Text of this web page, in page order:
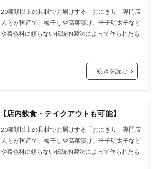
種類以上の具材でお届けする「おにぎり」専⾨店
どが国産で、梅⼲しや⾼菜漬け、⾟⼦明太⼦など
着⾊料に頼らない伝統的製法によって作られたも
続きを読む
店内飲食・テイクアウトも可能】
種類以上の具材でお届けする「おにぎり」専⾨店
どが国産で、梅⼲しや⾼菜漬け、⾟⼦明太⼦など
着⾊料に頼らない伝統的製法によって作られたも